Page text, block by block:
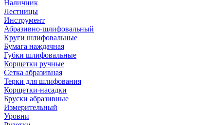
Наличник
Лестницы
Инструмент
Абразивно-шлифовальный
Круги шлифовальные
Бумага наждачная
Губки шлифовальные
Корщетки ручные
Сетка абразивная
Терки для шлифования
Корщетки-насадки
Бруски абразивные
Измерительный
Уровни